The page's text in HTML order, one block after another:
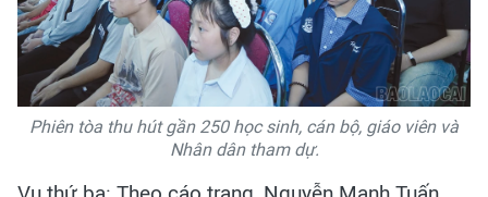
Phiên tòa thu hút gần 250 học sinh, cán bộ, giáo viên và
Nhân dân tham dự.